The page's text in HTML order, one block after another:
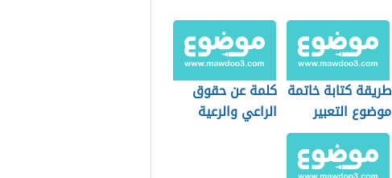
طريقة كتابة خاتمة
موضوع التعبير
كلمة عن حقوق
الراعي والرعية